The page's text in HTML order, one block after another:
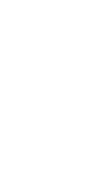
هو
له
لا
الأسير
مقوّسة